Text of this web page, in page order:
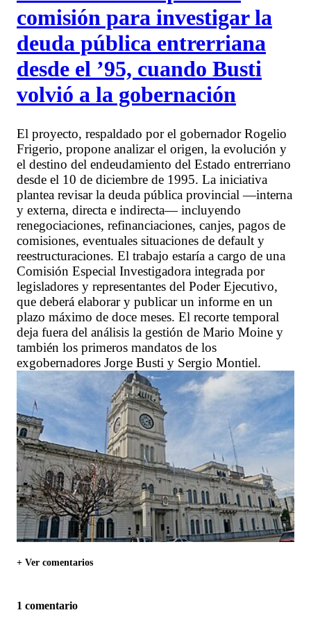
comisión para investigar la
deuda pública entrerriana
desde el ’95, cuando Busti
volvió a la gobernación
El proyecto, respaldado por el gobernador Rogelio
Frigerio, propone analizar el origen, la evolución y
el destino del endeudamiento del Estado entrerriano
desde el 10 de diciembre de 1995. La iniciativa
plantea revisar la deuda pública provincial —interna
y externa, directa e indirecta— incluyendo
renegociaciones, refinanciaciones, canjes, pagos de
comisiones, eventuales situaciones de default y
reestructuraciones. El trabajo estaría a cargo de una
Comisión Especial Investigadora integrada por
legisladores y representantes del Poder Ejecutivo,
que deberá elaborar y publicar un informe en un
plazo máximo de doce meses. El recorte temporal
deja fuera del análisis la gestión de Mario Moine y
también los primeros mandatos de los
exgobernadores Jorge Busti y Sergio Montiel.
+ Ver comentarios
1 comentario